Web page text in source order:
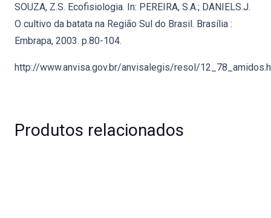
SOUZA, Z.S. Ecofisiologia. In: PEREIRA, S.A.; DANIELS.J.
O cultivo da batata na Região Sul do Brasil. Brasília :
Embrapa, 2003. p.80-104.
http://www.anvisa.gov.br/anvisalegis/resol/
Produtos relacionados